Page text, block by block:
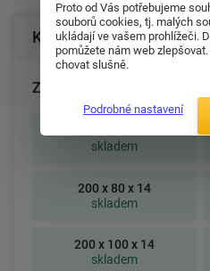
Konfigurace produktu
Zvolte rozměr matrace (cm):
skladem
200 x 80 x 14
skladem
200 x 100 x 14
skladem
Proto od Vás potřebujeme
souborů cookies, tj. malých
ukládají ve vašem prohlížeči.
pomůžete nám web
chovat slušně.
Podrobné nastavení